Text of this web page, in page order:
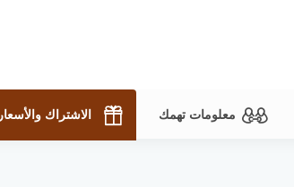
معلومات تهمك الاشتراك والأسعار